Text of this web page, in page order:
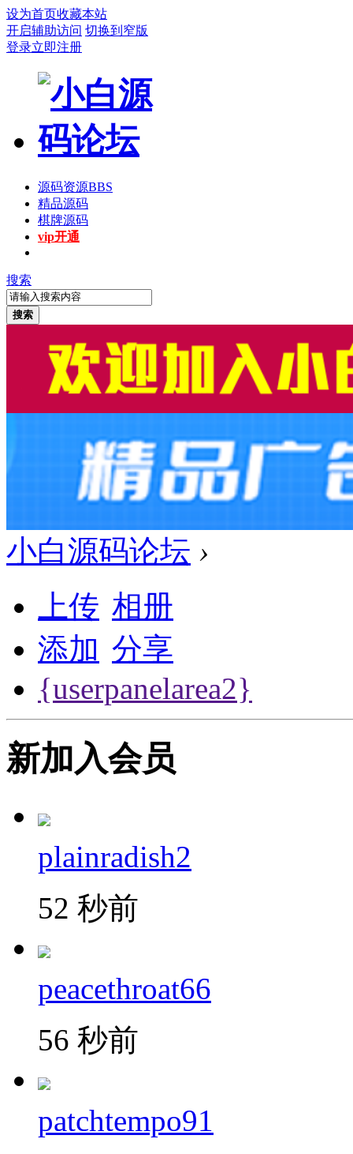
设为首页收藏本站
开启辅助访问 切换到窄版
登录立即注册
源码资源BBS
精品源码
棋牌源码
vip开通
搜索
搜索
小白源码论坛 ›
上传 相册
添加 分享
{userpanelarea2}
新加入会员
plainradish2
52 秒前
peacethroat66
56 秒前
patchtempo91